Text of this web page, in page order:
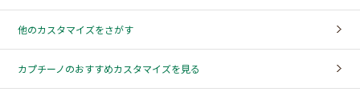
他のカスタマイズをさがす
カプチーノのおすすめカスタマイズを見る